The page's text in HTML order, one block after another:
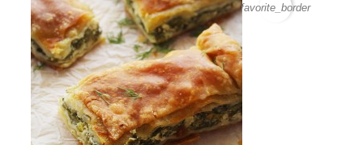
favorite_border